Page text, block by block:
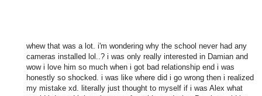
whew that was a lot. i'm wondering why the school never had any
cameras installed lol..? i was only really interested in Damian and
wow i love him so much when i got bad relationship end i was
honestly so shocked. i was like where did i go wrong then i realized
my mistake xd. literally just thought to myself if i was Alex what